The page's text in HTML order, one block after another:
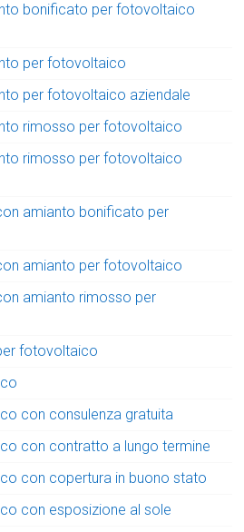
bonificato per fotovoltaico
per fotovoltaico
per fotovoltaico aziendale
rimosso per fotovoltaico
rimosso per fotovoltaico
amianto bonificato per
amianto per fotovoltaico
amianto rimosso per
fotovoltaico
con consulenza gratuita
con contratto a lungo termine
con copertura in buono stato
con esposizione al sole